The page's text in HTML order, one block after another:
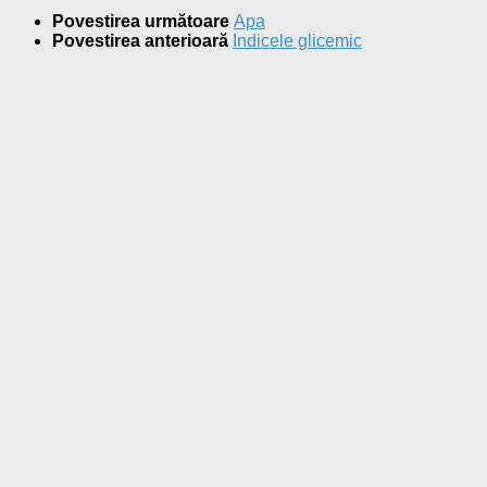
Povestirea următoare Apa
Povestirea anterioară Indicele glicemic